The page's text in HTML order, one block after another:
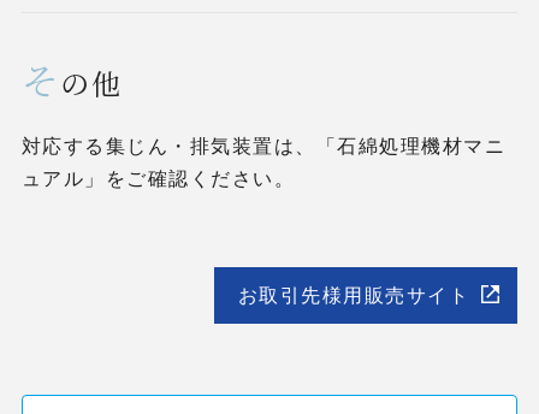
そ の他
対応する集じん・排気装置は、「石綿処理機材マニ
ュアル」をご確認ください。
お取引先様用販売サイト